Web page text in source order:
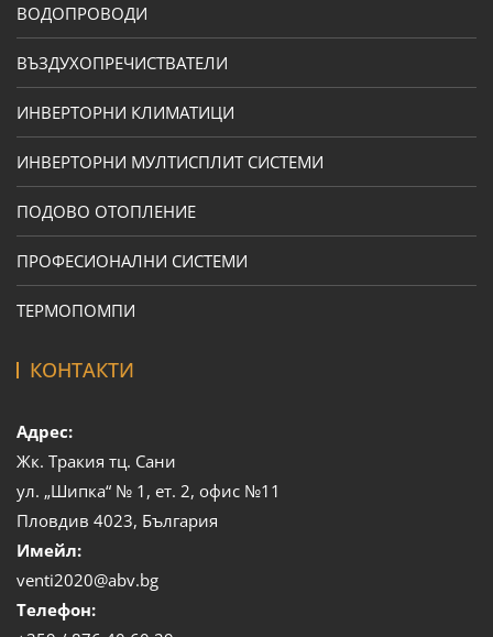
ВОДОПРОВОДИ
ВЪЗДУХОПРЕЧИСТВАТЕЛИ
ИНВЕРТОРНИ КЛИМАТИЦИ
ИНВЕРТОРНИ МУЛТИСПЛИТ СИСТЕМИ
ПОДОВО ОТОПЛЕНИЕ
ПРОФЕСИОНАЛНИ СИСТЕМИ
ТЕРМОПОМПИ
КОНТАКТИ
Адрес:
Жк. Тракия тц. Сани
ул. „Шипка“ № 1, ет. 2, офис №11
Пловдив 4023, България
Имейл:
venti2020@abv.bg
Телефон: